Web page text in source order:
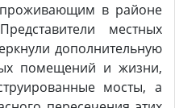
в районе
местных
дополнительную
помещений и жизни,
мосты, а